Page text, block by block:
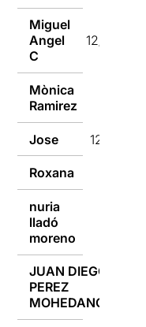
Miguel
Angel
C
12/01/2017
Mònica
Ramirez
Jose 12/01/2017
Roxana
nuria
lladó
moreno
JUAN DIEGO
PEREZ
MOHEDANO